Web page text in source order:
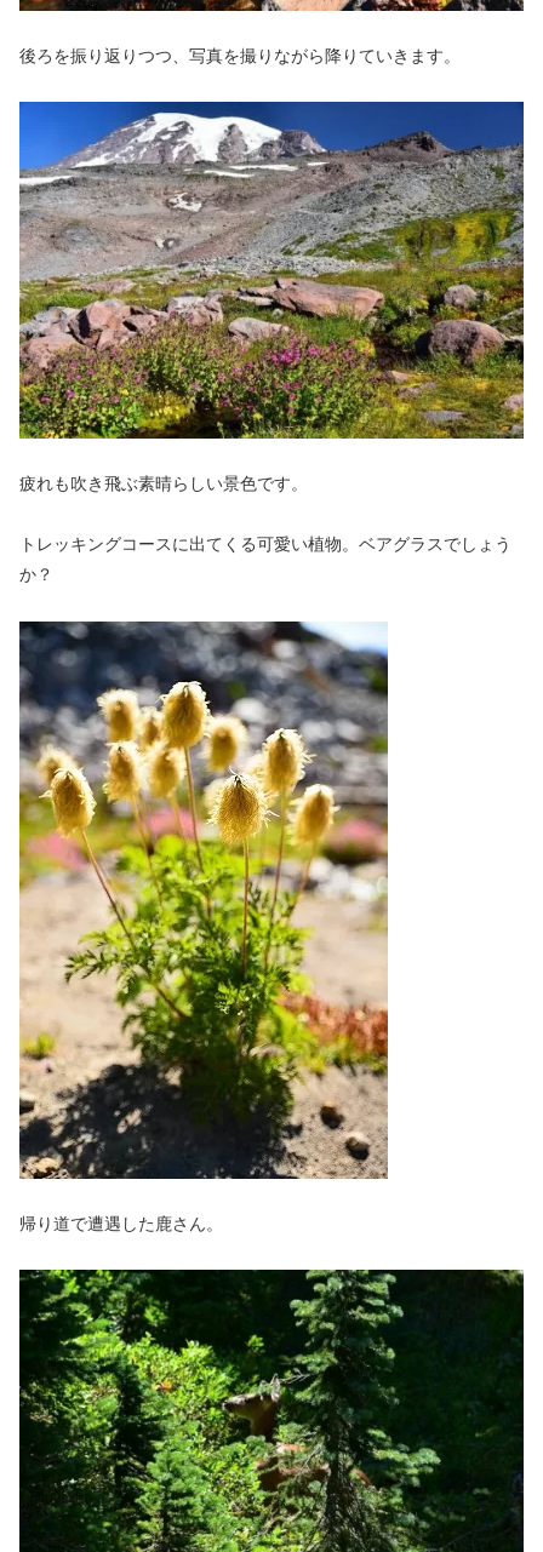
後ろを振り返りつつ、写真を撮りながら降りていきます。
疲れも吹き飛ぶ素晴らしい景色です。
トレッキングコースに出てくる可愛い植物。ベアグラスでしょう
か？
帰り道で遭遇した鹿さん。